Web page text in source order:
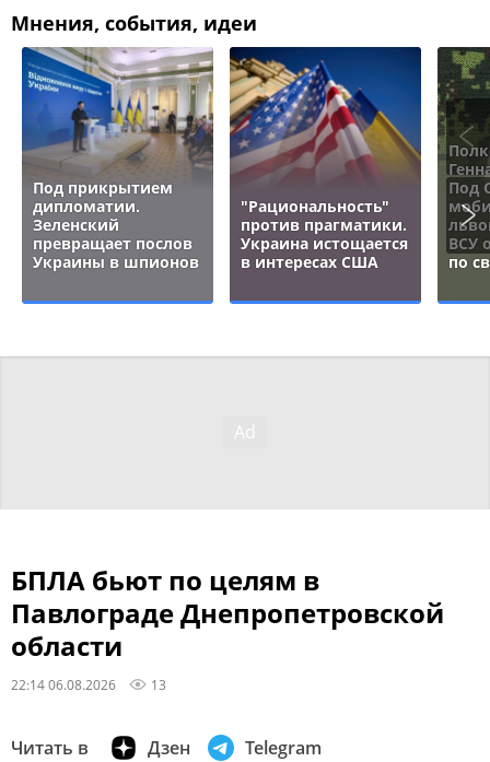
Мнения, события, идеи
Под прикрытием
дипломатии.
Зеленский
превращает послов
Украины в шпионов
"Рациональность"
против прагматики.
Украина истощается
в интересах США
Под
ВСУ
по
БПЛА бьют по целям в
Павлограде Днепропетровской
области
22:14 06.08.2026 13
Читать в Дзен Telegram